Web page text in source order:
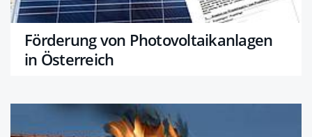
Förderung von Photovoltaikanlagen
in Österreich